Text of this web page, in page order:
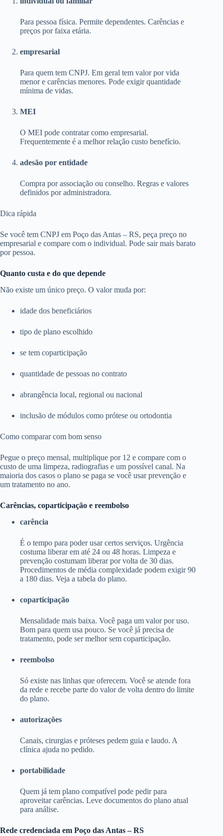
Para pessoa física. Permite dependentes. Carências e
preços por faixa etária.
empresarial
Para quem tem CNPJ. Em geral tem valor por vida
menor e carências menores. Pode exigir quantidade
mínima de vidas.
MEI
O MEI pode contratar como empresarial.
Frequentemente é a melhor relação custo benefício.
adesão por entidade
Compra por associação ou conselho. Regras e valores
definidos por administradora.
Dica rápida
Se você tem CNPJ em Poço das Antas – RS, peça preço no
empresarial e compare com o individual. Pode sair mais barato
por pessoa.
Quanto custa e do que depende
Não existe um único preço. O valor muda por:
idade dos beneficiários
tipo de plano escolhido
se tem coparticipação
quantidade de pessoas no contrato
abrangência local, regional ou nacional
inclusão de módulos como prótese ou ortodontia
Como comparar com bom senso
Pegue o preço mensal, multiplique por 12 e compare com o
custo de uma limpeza, radiografias e um possível canal. Na
maioria dos casos o plano se paga se você usar prevenção e
um tratamento no ano.
Carências, coparticipação e reembolso
carência
É o tempo para poder usar certos serviços. Urgência
costuma liberar em até 24 ou 48 horas. Limpeza e
prevenção costumam liberar por volta de 30 dias.
Procedimentos de média complexidade podem exigir 90
a 180 dias. Veja a tabela do plano.
coparticipação
Mensalidade mais baixa. Você paga um valor por uso.
Bom para quem usa pouco. Se você já precisa de
tratamento, pode ser melhor sem coparticipação.
reembolso
Só existe nas linhas que oferecem. Você se atende fora
da rede e recebe parte do valor de volta dentro do limite
do plano.
autorizações
Canais, cirurgias e próteses pedem guia e laudo. A
clínica ajuda no pedido.
portabilidade
Quem já tem plano compatível pode pedir para
aproveitar carências. Leve documentos do plano atual
para análise.
Rede credenciada em Poço das Antas – RS